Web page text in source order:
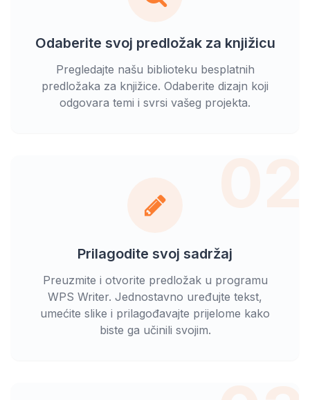
Odaberite svoj predložak za knjižicu
Pregledajte našu biblioteku besplatnih
predložaka za knjižice. Odaberite dizajn koji
odgovara temi i svrsi vašeg projekta.
Prilagodite svoj sadržaj
Preuzmite i otvorite predložak u programu
WPS Writer. Jednostavno uređujte tekst,
umećite slike i prilagođavajte prijelome kako
biste ga učinili svojim.